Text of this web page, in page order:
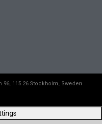
115 26 Stockholm, Sweden